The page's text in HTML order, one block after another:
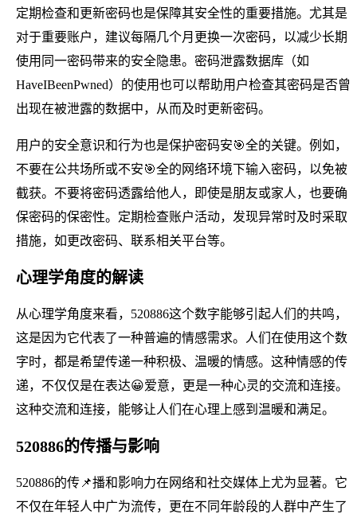
定期检查和更新密码也是保障其安全性的重要措施。尤其是
对于重要账户，建议每隔几个月更换一次密码，以减少长期
使用同一密码带来的安全隐患。密码泄露数据库（如
HaveIBeenPwned）的使用也可以帮助用户检查其密码是否曾
出现在被泄露的数据中，从而及时更新密码。
用户的安全意识和行为也是保护密码安🎯全的关键。例如，
不要在公共场所或不安🎯全的网络环境下输入密码，以免被
截获。不要将密码透露给他人，即使是朋友或家人，也要确
保密码的保密性。定期检查账户活动，发现异常时及时采取
措施，如更改密码、联系相关平台等。
心理学角度的解读
从心理学角度来看，520886这个数字能够引起人们的共鸣，
这是因为它代表了一种普遍的情感需求。人们在使用这个数
字时，都是希望传递一种积极、温暖的情感。这种情感的传
递，不仅仅是在表达😀爱意，更是一种心灵的交流和连接。
这种交流和连接，能够让人们在心理上感到温暖和满足。
520886的传播与影响
520886的传📌播和影响力在网络和社交媒体上尤为显著。它
不仅在年轻人中广为流传，更在不同年龄段的人群中产生了